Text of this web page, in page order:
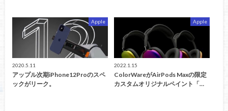
Apple
2020.5.11
アップル次期iPhone12Proのスペ
ックがリーク。
Apple
2022.1.15
ColorWareがAirPods Maxの限定
カスタムオリジナルペイント「…